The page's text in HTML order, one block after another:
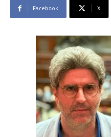
Facebook X